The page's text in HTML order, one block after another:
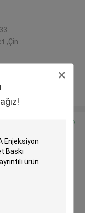
,Çin
191AA